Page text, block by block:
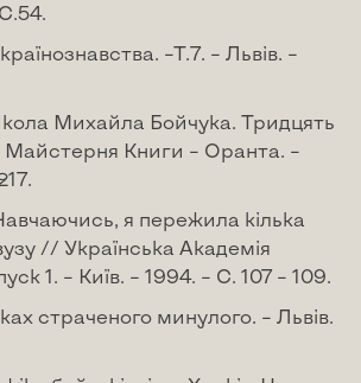
–Т.7. – Львів. –
Михайла Бойчука. Тридцять
Майстерня Книги – Оранта. –
я пережила кілька
// Українська Академія
1. – Київ. – 1994. – С. 107 – 109.
страченого минулого. – Львів.